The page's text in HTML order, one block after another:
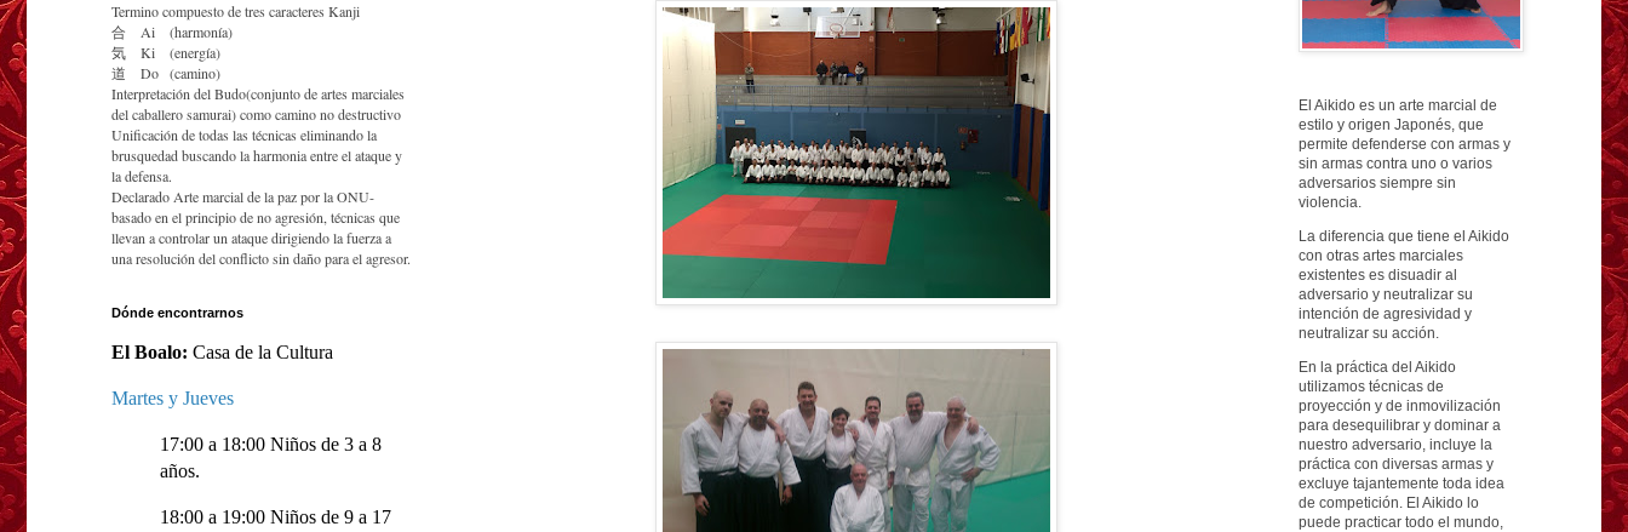
Termino compuesto de tres caracteres Kanji
合
Ai
(harmonía)
気
Ki
(energía)
道
Do (camino)
Interpretación del Budo(conjunto de artes marciales
del caballero samurai) como camino no destructivo
Unificación de todas las técnicas eliminando la
brusquedad buscando la harmonia entre el ataque y
la defensa.
Declarado Arte marcial de la paz por la ONU-
basado en el principio de no agresión, técnicas que
llevan a controlar un ataque dirigiendo la fuerza a
una resolución del conflicto sin daño para el agresor.
Dónde encontrarnos
El Boalo: Casa de la Cultura
Martes y Jueves
17:00 a 18:00 Niños de 3 a 8
años.
18:00 a 19:00 Niños de 9 a 17
El Aikido es un arte marcial de
estilo y origen Japonés, que
permite defenderse con armas y
sin armas contra uno o varios
adversarios siempre sin
violencia.
La diferencia que tiene el Aikido
con otras artes marciales
existentes es disuadir al
adversario y neutralizar su
intención de agresividad y
neutralizar su acción.
En la práctica del Aikido
utilizamos técnicas de
proyección y de inmovilización
para desequilibrar y dominar a
nuestro adversario, incluye la
práctica con diversas armas y
excluye tajantemente toda idea
de competición. El Aikido lo
puede practicar todo el mundo,